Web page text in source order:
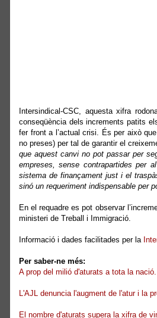
Intersindical-CSC, aquesta xifra
conseqüència dels increments patits
fer front a l’actual crisi. És per això
no preses) per tal de garantir el
que aquest canvi no pot passar per
empreses, sense contrapartides per
sistema de finançament just i el
sinó un requeriment indispensable per
En el requadre es pot observar
ministeri de Treball i Immigració.
Informació i dades facilitades per la
Per saber-ne més:
A prop del milió d'aturats a tota la nació.
L'AJL denuncia l'augment de l'atur i la
El nombre d'aturats supera la xifra de